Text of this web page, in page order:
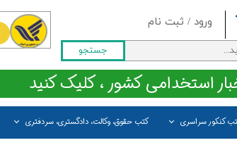
ورود / ثبت نام
حساب کاربری من
تغییر گذر واژه
سفارشات
خروج از حساب کاربری
جستجو
کنکور سراسری کتب حقوق، وکالت، دادگستری، سردفتری
استخدامی کشور ، کلیک کنید